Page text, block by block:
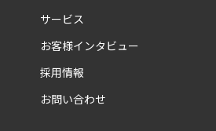
サービス
お客様インタビュー
採用情報
お問い合わせ